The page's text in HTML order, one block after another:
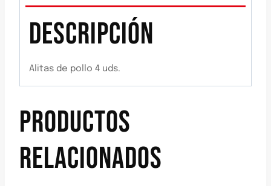
DESCRIPCIÓN
Alitas de pollo 4 uds.
PRODUCTOS
RELACIONADOS